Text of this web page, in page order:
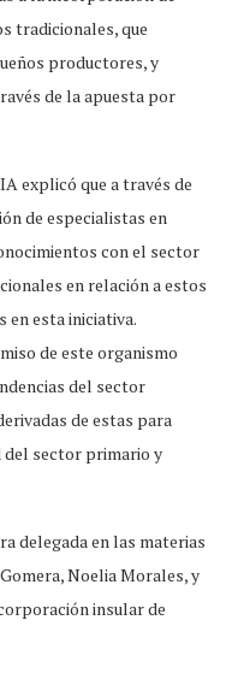
tradicionales, que
productores, y
de la apuesta por
explicó que a través de
de especialistas en
con el sector
en relación a estos
esta iniciativa.
de este organismo
del sector
de estas para
sector primario y
delegada en las materias
Noelia Morales, y
insular de